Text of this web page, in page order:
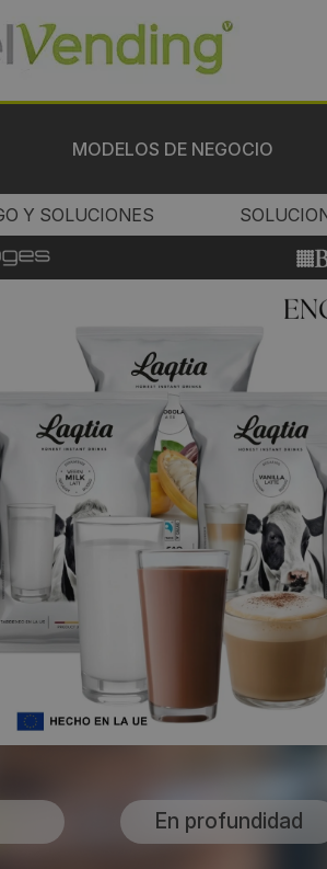
MODELOS DE NEGOCIO
Y SOLUCIONES
En profundidad